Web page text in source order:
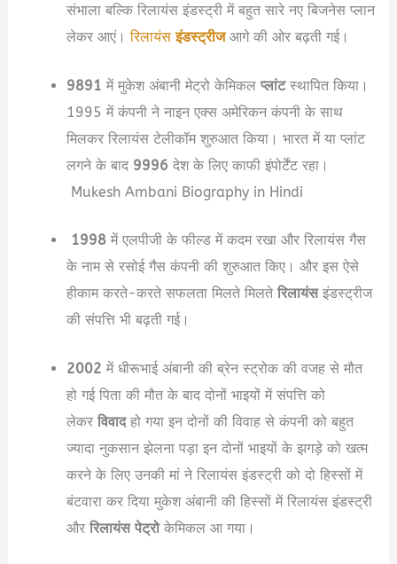
संभाला बल्कि रिलायंस इंडस्ट्री में बहुत सारे नए बिजनेस प्लान
लेकर आएं।रिलायंसइंडस्ट्रीज आगे की ओर बढ़ती गई।
9891 में मुकेश अंबानी मेट्रो केमिकल प्लांटस्थापित किया।
1995 में कंपनी ने नाइन एक्स अमेरिकन कंपनी के साथ
मिलकर रिलायंस टेलीकॉम शुरुआत किया। भारत में या प्लांट
लगने के बाद9996 देश के लिए काफी इंपोर्टेंट रहा।
Mukesh Ambani Biography in Hindi
1998में एलपीजी के फील्ड में कदम रखा और रिलायंस गैस
के नाम से रसोई गैस कंपनी की शुरुआत किए। और इस ऐसे
हीकाम करते-करते सफलता मिलते मिलते रिलायंसइंडस्ट्रीज
की संपत्ति भी बढ़ती गई।
2002 में धीरूभाई अंबानी की ब्रेन स्ट्रोक की वजह से मौत
हो गई पिता की मौत के बाद दोनों भाइयों में संपत्ति को
लेकर विवादहो गया इन दोनों की विवाह से कंपनी को बहुत
ज्यादा नुकसान झेलना पड़ा इन दोनों भाइयों के झगड़े को खत्म
करने के लिए उनकी मां ने रिलायंस इंडस्ट्री को दो हिस्सों में
बंटवारा कर दिया मुकेश अंबानी की हिस्सों में रिलायंस इंडस्ट्री
और रिलायंस पेट्रोकेमिकल आ गया।